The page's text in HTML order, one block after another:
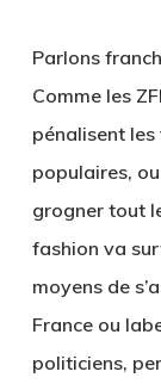
Parlons
Comme les
pénalisent
populaires,
grogner tout
fashion va
moyens de
France ou
politiciens,